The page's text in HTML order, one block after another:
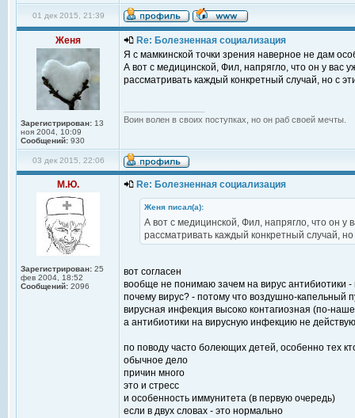
01 дек 2015, 21:39
Женя
Зарегистрирован: 13
ноя 2004, 10:09
Сообщений: 930
Re: Болезненная социализация
Я с мамкинской точки зрения наверное не дам
А вот с медицинской, Фил, напрягло, что он у вас
рассматривать каждый конкретный случай, но с
Воин волен в своих поступках, но он раб своей мечты.
03 дек 2015, 22:06
М.Ю.
Зарегистрирован: 25
фев 2004, 18:52
Сообщений: 2096
Re: Болезненная социализация
Женя писал(а):
А вот с медицинской, Фил, напрягло, что он у
рассматривать каждый конкретный случай,
вот согласен
вообще не понимаю зачем на вирус антибиотики -
почему вирус? - потому что воздушно-капельный
вирусная инфекция высоко контагиозная (по-
а антибиотики на вирусную инфекцию не
по поводу часто болеющих детей, особенно тех
обычное дело
причин много
это и стресс
и особенность иммунитета (в первую очередь)
если в двух словах - это нормально